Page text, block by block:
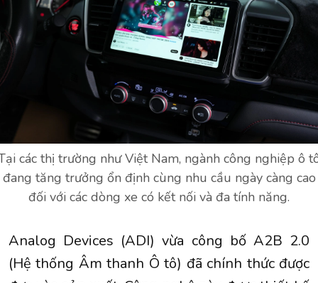
các thị trường như Việt Nam, ngành công nghiệp ô
đang tăng trưởng ổn định cùng nhu cầu ngày càng cao
đối với các dòng xe có kết nối và đa tính năng.
Analog Devices (ADI) vừa công bố A2B 2.0
(Hệ thống Âm thanh Ô tô) đã chính thức được